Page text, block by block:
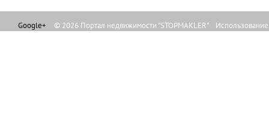
Google+ © 2026 Портал недвижимости "STOPMAKLER"